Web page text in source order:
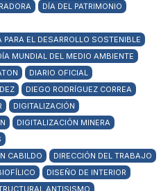
DÍA DEL PATRIMONIO
EL DESARROLLO SOSTENIBLE
MUNDIAL DEL MEDIO AMBIENTE
DIARIO OFICIAL
DIEGO RODRÍGUEZ CORREA
DIGITALIZACIÓN
DIGITALIZACIÓN MINERA
CABILDO
DIRECCIÓN DEL TRABAJO
DISEÑO DE INTERIOR